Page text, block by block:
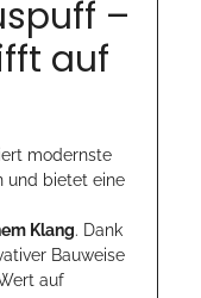
–
auf
modernste
und bietet eine
Klang. Dank
Bauweise
auf